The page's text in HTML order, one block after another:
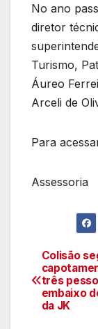
No ano
diretor
Turismo,
Áureo
Arceli de
Para
Assessoria
de
Colisão
três
embaixo
da JK